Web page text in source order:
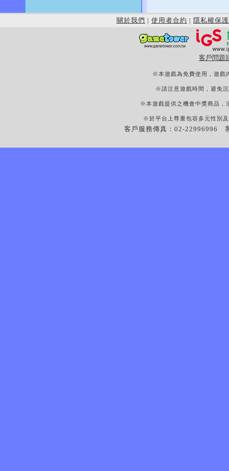
關於我們 | 使用者合約 | 隱私權保護
客戶問題
※本遊戲為免費使用，遊戲
※請注意遊戲時間，避免
※本遊戲提供之機會中獎商品，
※於平台上尊重包容多元性別
客戶服務傳真：02-22996996